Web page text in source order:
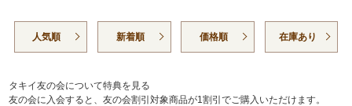
人気順 新着順 価格順 在庫あり
タキイ友の会について特典を見る
友の会に入会すると、友の会割引対象商品が1割引でご購入いただけます。